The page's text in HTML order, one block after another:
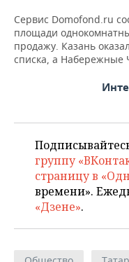
Сервис Domofond.ru
площади
продажу. Казань
списка, а Набережные
группу
страницу в
времени».
«Дзене».